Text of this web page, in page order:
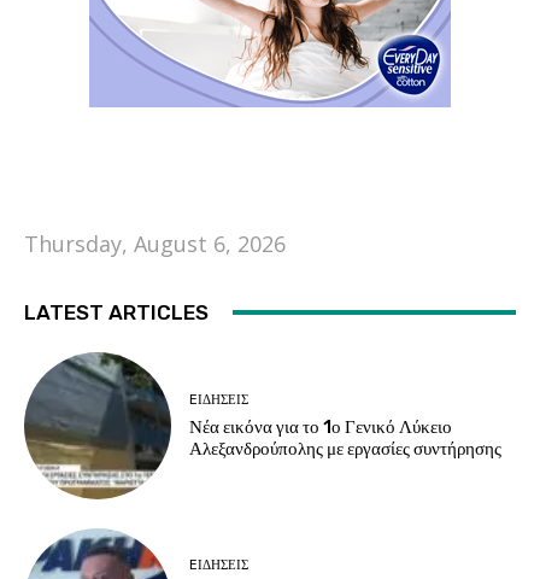
Thursday, August 6, 2026
LATEST ARTICLES
EΙΔΗΣΕΙΣ
Νέα εικόνα για το 1ο Γενικό Λύκειο
Αλεξανδρούπολης με εργασίες συντήρησης
EΙΔΗΣΕΙΣ